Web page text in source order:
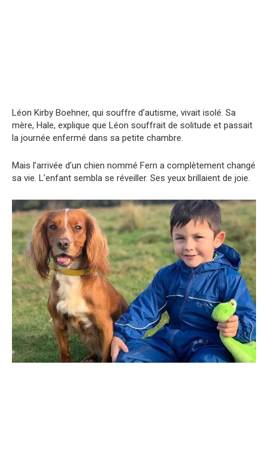
Léon Kirby Boehner, qui souffre d’autisme, vivait isolé. Sa
mère, Hale, explique que Léon souffrait de solitude et passait
la journée enfermé dans sa petite chambre.
Mais l’arrivée d’un chien nommé Fern a complètement changé
sa vie. L’enfant sembla se réveiller. Ses yeux brillaient de joie.